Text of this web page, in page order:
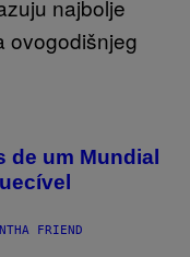
de um Mundial
FRIEND